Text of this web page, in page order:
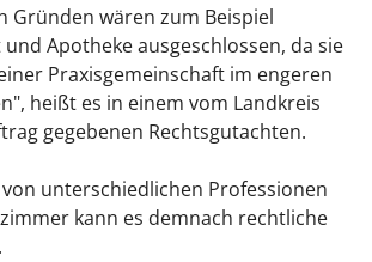
Gründen wären zum Beispiel
Apotheke ausgeschlossen, da sie
Praxisgemeinschaft im engeren
heißt es in einem vom Landkreis
gegebenen Rechtsgutachten.
unterschiedlichen Professionen
kann es demnach rechtliche